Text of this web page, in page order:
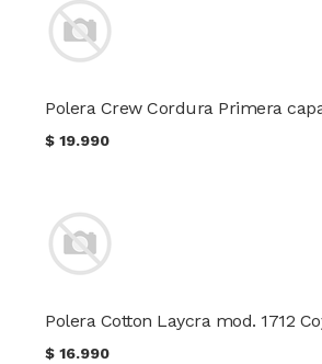
Polera Crew Cordura Primera
$19.990
Polera Cotton Laycra mod. 1712
$16.990